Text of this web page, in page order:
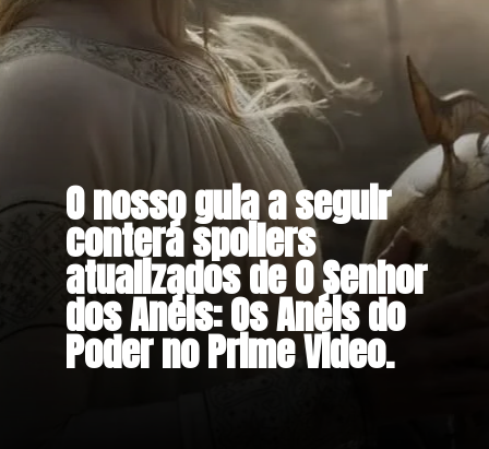
O nosso guia a seguir
conterá spoilers
atualizados de O Senhor
dos Anéis: Os Anéis do
Poder no Prime Video.